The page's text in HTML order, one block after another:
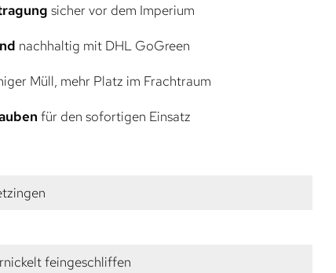
sicher vor dem Imperium
nachhaltig mit DHL GoGreen
Müll, mehr Platz im Frachtraum
für den sofortigen Einsatz
feingeschliffen